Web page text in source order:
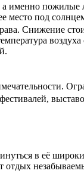
а именно пожилые
место под
Снижение
в её